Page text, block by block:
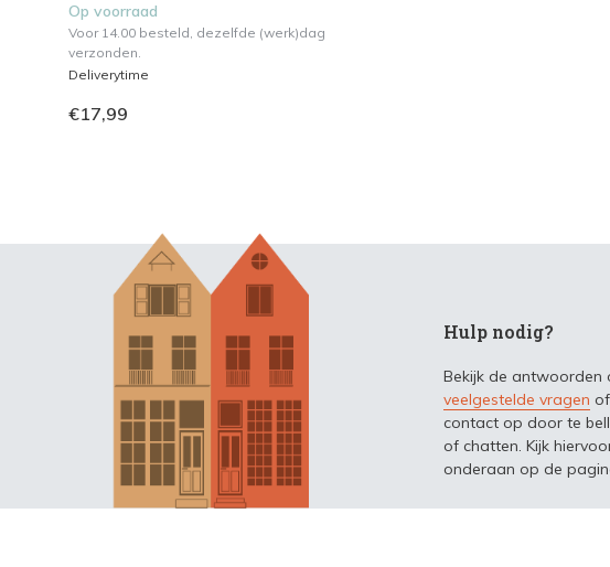
Op voorraad
Voor 14.00 besteld, dezelfde (werk)dag
verzonden.
Deliverytime
€17,99
Hulp nodig?
Bekijk de antwoorden
veelgestelde vragen
contact op door te
of chatten. Kijk
onderaan op de